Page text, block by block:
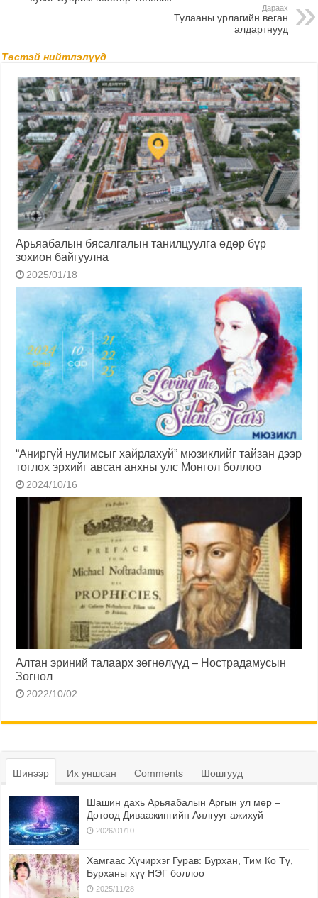
Дараах
Тулааны урлагийн веган
алдартнууд
Төстэй нийтлэлүүд
Арьяабалын бясалгалын танилцуулга өдөр бүр
зохион байгуулна
2025/01/18
“Аниргүй нулимсыг хайрлахуй” мюзиклийг тайзан дээр
тоглох эрхийг авсан анхны улс Монгол боллоо
2024/10/16
Алтан эриний талаарх зөгнөлүүд – Нострадамусын
Зөгнөл
2022/10/02
Шинээр Их уншсан Comments Шошгууд
Шашин дахь Арьяабалын Аргын ул мөр –
Дотоод Диваажингийн Аялгууг ажихуй
2026/01/10
Хамгаас Хүчирхэг Гурав: Бурхан, Тим Ко Тү,
Бурханы хүү НЭГ боллоо
2025/11/28